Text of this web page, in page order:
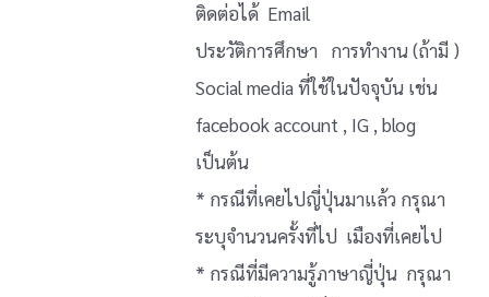
ติดต่อได้ Email
ประวัติการศึกษา การทำงาน (ถ้ามี )
Social media ที่ใช้ในปัจจุบัน เช่น
facebook account , IG , blog
เป็นต้น
* กรณีที่เคยไปญี่ปุ่นมาแล้ว กรุณา
ระบุจำนวนครั้งที่ไป เมืองที่เคยไป
* กรณีที่มีความรู้ภาษาญี่ปุ่น กรุณา